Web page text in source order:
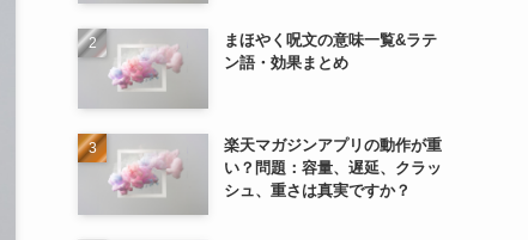
まほやく呪文の意味一覧&ラテ
ン語・効果まとめ
楽天マガジンアプリの動作が重
い？問題：容量、遅延、クラッ
シュ、重さは真実ですか？